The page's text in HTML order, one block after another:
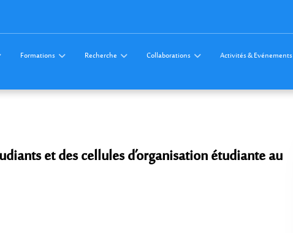
Formations Recherche Collaborations Activités & Evénements
et des cellules d’organisation étudiante au